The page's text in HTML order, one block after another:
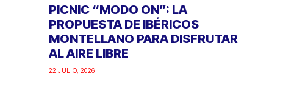
PICNIC “MODO ON”: LA
PROPUESTA DE IBÉRICOS
MONTELLANO PARA DISFRUTAR
AL AIRE LIBRE
22 JULIO, 2026